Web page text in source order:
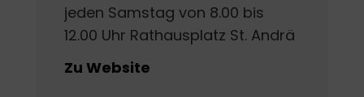
jeden Samstag von 8.00 bis
12.00 Uhr Rathausplatz St. Andrä
Zu Website